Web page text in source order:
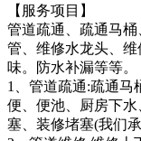
【服务项目】
管道疏通、疏通马
管、维修水龙头、
味。防水补漏等等。
1、管道疏通:疏通马
便、便池、厨房下
塞、装修堵塞(我们